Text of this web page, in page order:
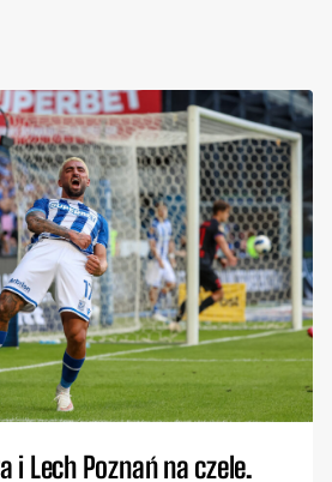
i Lech Poznań na czele.